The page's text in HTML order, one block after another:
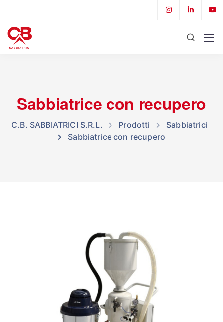
Sabbiatrice con recupero
C.B. SABBIATRICI S.R.L. Prodotti
Sabbiatrici
Sabbiatrice con recupero